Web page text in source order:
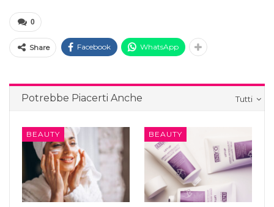
0
Share Facebook WhatsApp
Tutti
Potrebbe Piacerti Anche
BEAUTY BEAUTY